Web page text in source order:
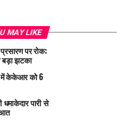
MAY LIKE
पर रोक:
बड़ा झटका
में केकेआर को 6
पारी से